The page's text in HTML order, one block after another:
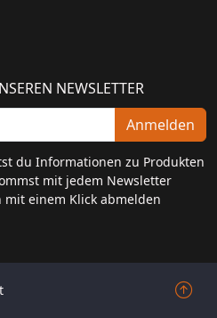
NEWSLETTER
Anmelden
du Informationen zu Produkten
mit jedem Newsletter
einem Klick abmelden